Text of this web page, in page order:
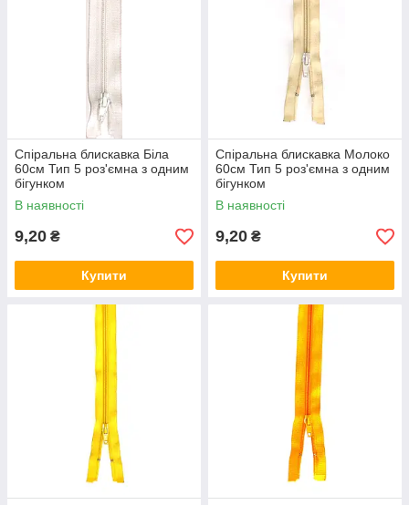
Спіральна блискавка Біла
60см Тип 5 роз'ємна з одним
бігунком
В наявності
9,20 ₴
Купити
Спіральна блискавка Молоко
60см Тип 5 роз'ємна з одним
бігунком
В наявності
9,20 ₴
Купити